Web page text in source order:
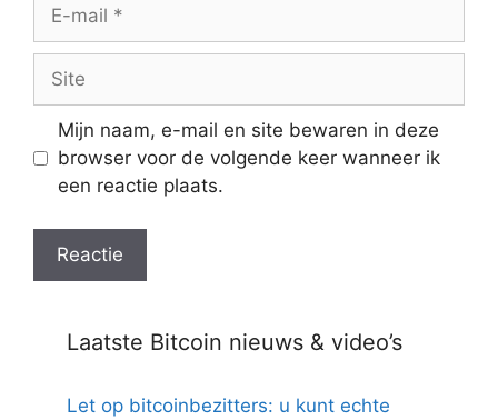
Site
Mijn naam, e-mail en site bewaren in deze
browser voor de volgende keer wanneer ik
een reactie plaats.
Laatste Bitcoin nieuws & video’s
Let op bitcoinbezitters: u kunt echte